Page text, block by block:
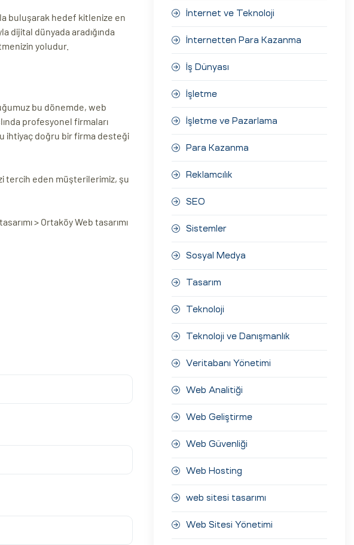
buluşarak hedef kitlenize en
dijital dünyada aradığında
yoludur.
bu dönemde, web
profesyonel firmaları
ihtiyaç doğru bir firma desteği
tercih eden müşterilerimiz, şu
> Ortaköy Web tasarımı
İnternet ve Teknoloji
İnternetten Para Kazanma
İş Dünyası
İşletme
İşletme ve Pazarlama
Para Kazanma
Reklamcılık
SEO
Sistemler
Sosyal Medya
Tasarım
Teknoloji
Teknoloji ve Danışmanlık
Veritabanı Yönetimi
Web Analitiği
Web Geliştirme
Web Güvenliği
Web Hosting
web sitesi tasarımı
Web Sitesi Yönetimi